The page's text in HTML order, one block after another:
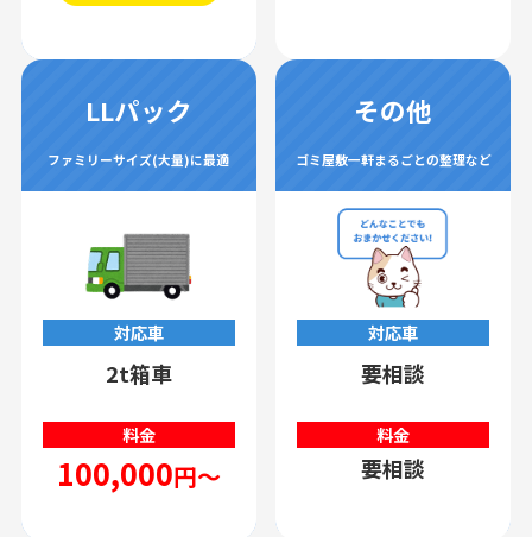
LLパック
ファミリーサイズ(大量)に最適
対応車
2t箱車
料金
100,000円～
その他
ゴミ屋敷一軒まるごとの整理など
対応車
要相談
料金
要相談